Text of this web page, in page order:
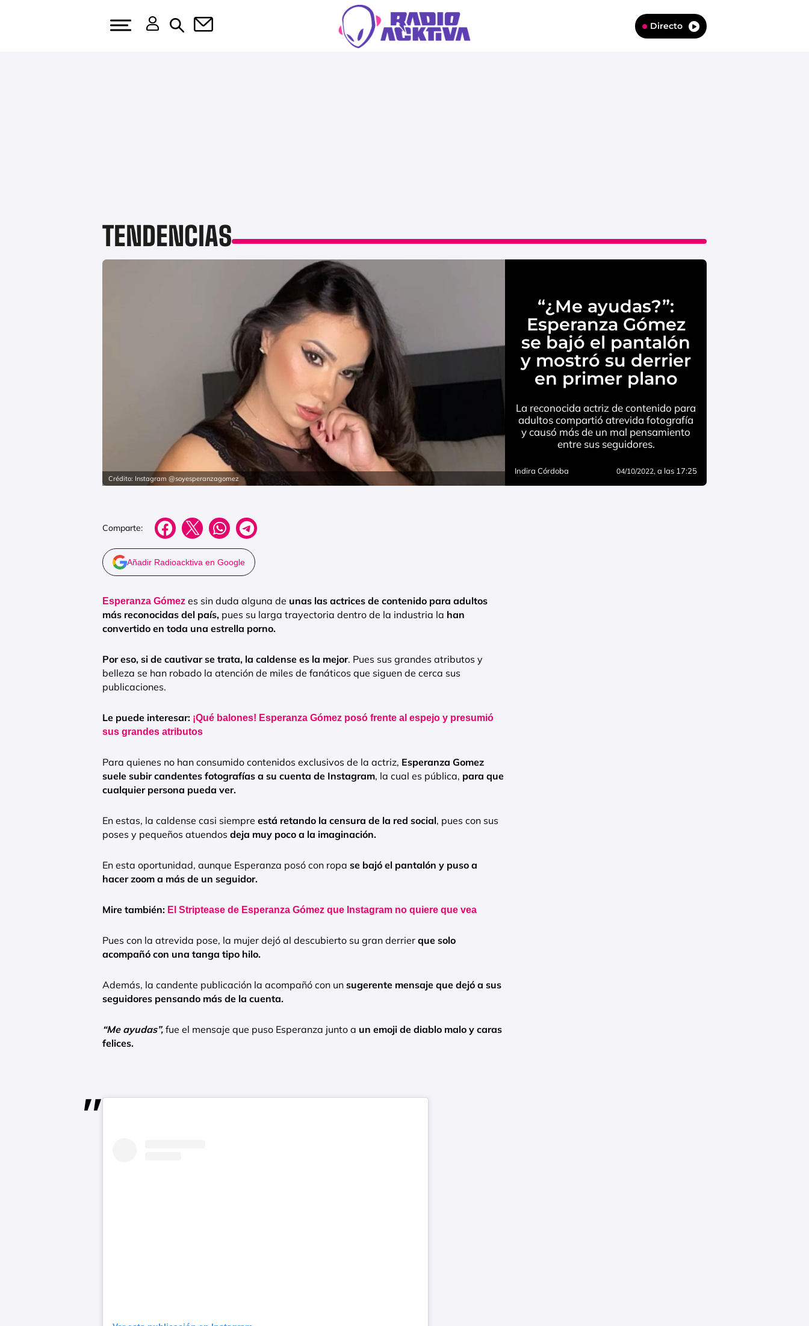
Directo
TENDENCIAS
Crédito: Instagram @soyesperanzagomez
“¿Me ayudas?”:
Esperanza Gómez
se bajó el pantalón
y mostró su derrier
en primer plano
La reconocida actriz de contenido para
adultos compartió atrevida fotografía
y causó más de un mal pensamiento
entre sus seguidores.
Indira Córdoba 04/10/2022, a las 17:25
Comparte:
Añadir Radioacktiva en Google
Esperanza Gómez es sin duda alguna de unas las actrices de contenido para adultos
más reconocidas del país, pues su larga trayectoria dentro de la industria la han
convertido en toda una estrella porno.
Por eso, si de cautivar se trata, la caldense es la mejor. Pues sus grandes atributos y
belleza se han robado la atención de miles de fanáticos que siguen de cerca sus
publicaciones.
Le puede interesar: ¡Qué balones! Esperanza Gómez posó frente al espejo y presumió
sus grandes atributos
Para quienes no han consumido contenidos exclusivos de la actriz, Esperanza Gomez
suele subir candentes fotografías a su cuenta de Instagram, la cual es pública, para que
cualquier persona pueda ver.
En estas, la caldense casi siempre está retando la censura de la red social, pues con sus
poses y pequeños atuendos deja muy poco a la imaginación.
En esta oportunidad, aunque Esperanza posó con ropa se bajó el pantalón y puso a
hacer zoom a más de un seguidor.
Mire también: El Striptease de Esperanza Gómez que Instagram no quiere que vea
Pues con la atrevida pose, la mujer dejó al descubierto su gran derrier que solo
acompañó con una tanga tipo hilo.
Además, la candente publicación la acompañó con un sugerente mensaje que dejó a sus
seguidores pensando más de la cuenta.
“Me ayudas”, fue el mensaje que puso Esperanza junto a un emoji de diablo malo y caras
felices.